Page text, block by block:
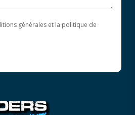
générales et la politique de